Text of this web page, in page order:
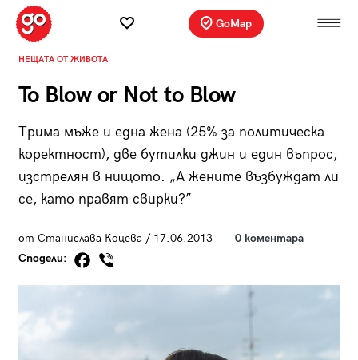
GoMap
НЕЩАТА ОТ ЖИВОТА
To Blow or Not to Blow
Tрима мъже и една жена (25% за политическа
коректност), две бутилки джин и един въпрос,
изстрелян в нищото. „А жените възбуждат ли
се, като правят свирки?”
от Станислава Коцева / 17.06.2013
0 коментара
Сподели: